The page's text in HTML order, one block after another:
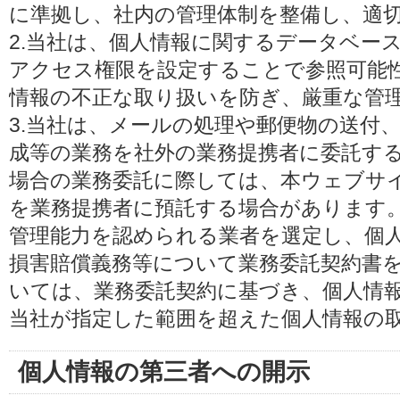
に準拠し、社内の管理体制を整備し、適
2.当社は、個人情報に関するデータベー
アクセス権限を設定することで参照可能
情報の不正な取り扱いを防ぎ、厳重な管
3.当社は、メールの処理や郵便物の送付
成等の業務を社外の業務提携者に委託す
場合の業務委託に際しては、本ウェブサ
を業務提携者に預託する場合があります
管理能力を認められる業者を選定し、個
損害賠償義務等について業務委託契約書
いては、業務委託契約に基づき、個人情
当社が指定した範囲を超えた個人情報の
個人情報の第三者への開示